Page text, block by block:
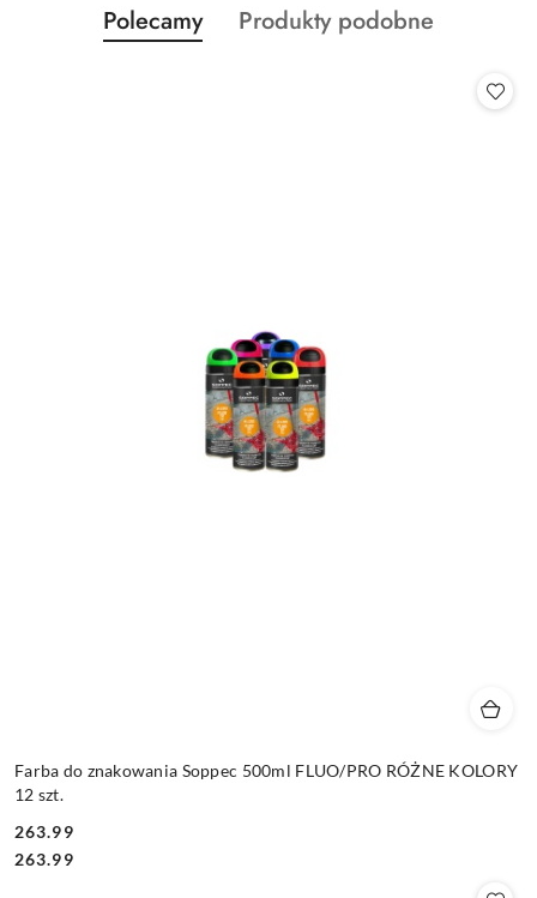
Pomiń karuzelę produktów
Produkty
o
Polecamy
Produkty
Produkty podobne
Farba do znakowania Soppec 500ml FLUO/PRO RÓŻNE KOLORY
12 szt.
Cena:
263.99
Cena:
263.99